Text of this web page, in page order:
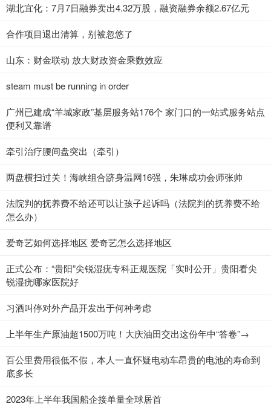
湖北宜化：7月7日融券卖出4.32万股，融资融券余额2.67亿元
合作项目退出清算，别被忽悠了
山东：财金联动 放大财政资金乘数效应
steam must be running in order
广州已建成“羊城家政”基层服务站176个 家门口的一站式服务站点
便利又靠谱
牵引治疗腰间盘突出（牵引）
两盘横扫过关！海峡组合跻身温网16强，朱琳成功会师张帅
法院判的抚养费不给还可以让孩子起诉吗（法院判的抚养费不给
怎么办）
爱奇艺如何选择地区 爱奇艺怎么选择地区
正式公布：“贵阳”尖锐湿疣专科正规医院「实时公开」贵阳看尖
锐湿疣哪家医院好
​习酒叫停对外产品开发出于何种考虑
上半年生产原油超1500万吨！大庆油田交出这份年中“答卷”→
百公里费用很低不假，本人一直怀疑电动车昂贵的电池的寿命到
底多长
2023年上半年我国船企接单量全球居首